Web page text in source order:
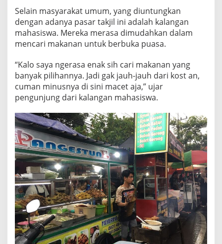
Selain masyarakat umum, yang diuntungkan
dengan adanya pasar takjil ini adalah kalangan
mahasiswa. Mereka merasa dimudahkan dalam
mencari makanan untuk berbuka puasa.
“Kalo saya ngerasa enak sih cari makanan yang
banyak pilihannya. Jadi gak jauh-jauh dari kost an,
cuman minusnya di sini macet aja,” ujar
pengunjung dari kalangan mahasiswa.